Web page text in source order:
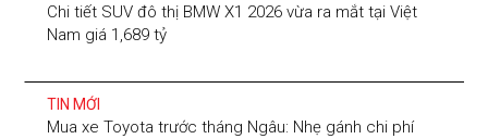
Chi tiết SUV đô thị BMW X1 2026 vừa ra mắt tại Việt
Nam giá 1,689 tỷ
TIN MỚI
Mua xe Toyota trước tháng Ngâu: Nhẹ gánh chi phí